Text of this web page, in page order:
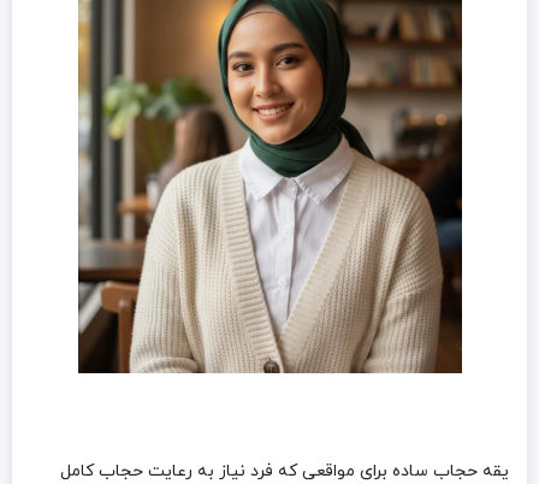
یقه حجاب ساده برای مواقعی که فرد نیاز به رعایت حجاب کامل